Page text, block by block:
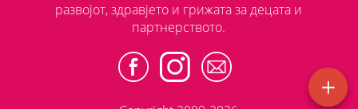
развојот, здравјето и грижата за децата и
партнерството.